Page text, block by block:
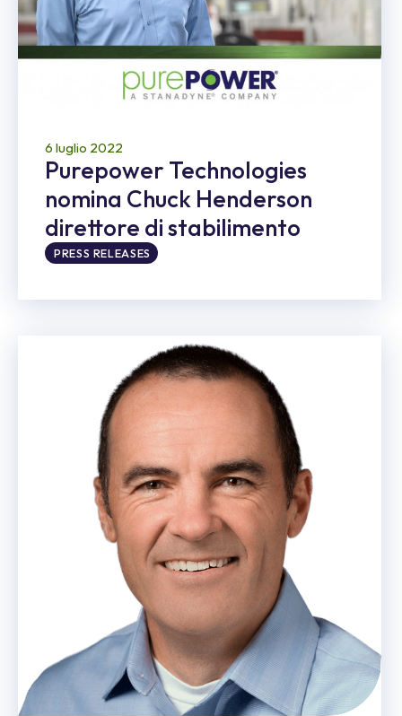
6 luglio 2022
Purepower Technologies
nomina Chuck Henderson
direttore di stabilimento
PRESS RELEASES